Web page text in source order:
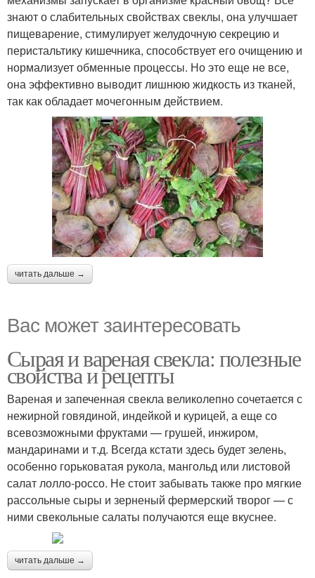
знают о слабительных свойствах свеклы, она улучшает
пищеварение, стимулирует желудочную секрецию и
перистальтику кишечника, способствует его очищению и
нормализует обменные процессы. Но это еще не все,
она эффективно выводит лишнюю жидкость из тканей,
так как обладает мочегонным действием.
читать дальше →
Вас может заинтересовать
Сырая и вареная свекла: полезные
свойства и рецепты
Вареная и запеченная свекла великолепно сочетается с
нежирной говядиной, индейкой и курицей, а еще со
всевозможными фруктами — грушей, инжиром,
мандаринами и т.д. Всегда кстати здесь будет зелень,
особенно горьковатая рукола, мангольд или листовой
салат лолло-россо. Не стоит забывать также про мягкие
рассольные сыры и зерненый фермерский творог — с
ними свекольные салаты получаются еще вкуснее.
читать дальше →